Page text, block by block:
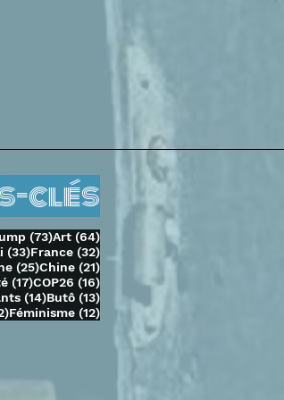
clés
(73)73 posts
Art (64)64 posts
(33)33 posts
France (32)32 posts
(25)25 posts
Chine (21)21 posts
(17)17 posts
COP26 (16)16 posts
(14)14 posts
Butô (13)13 posts
12 posts
Féminisme (12)12 posts